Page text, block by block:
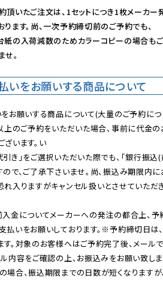
いたご注文は、1セットにつき1枚メーカー
ます。尚、一次予約締切前のご予約でも、
紙の入荷減数のためカラーコピーの場合もご
。
いをお願いする商品について
お願いする商品について(大量のご予約につ
のご予約をいただいた場合、事前に代金の
います。い
き」をご選択いただいた際でも、「銀行振込
で、ご了承下さいませ。尚、振込み期限内
入りますがキャンセル扱いとさせていただき
金についてメーカーへの発注の都合上、予
払いをお願いしております。※予約締切日は
す。対象のお客様へはご予約完了後、メール
ル内容をご確認の上、お振込みをお願い致し
場合、振込期限までの日数が短くなりますが